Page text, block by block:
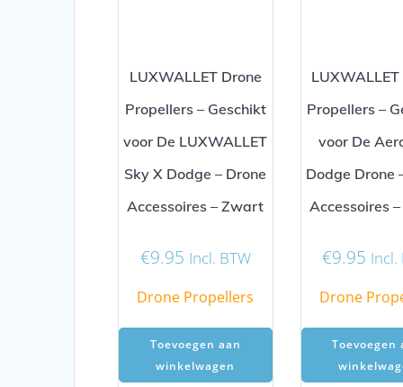
LUXWALLET Drone
Propellers – Geschikt
voor De LUXWALLET
Sky X Dodge – Drone
Accessoires – Zwart
€9.95 Incl. BTW
Drone Propellers
Toevoegen aan
winkelwagen
Propellers –
voor De
Dodge Drone
Accessoires
€9.95 Incl.
Drone
Toevoegen